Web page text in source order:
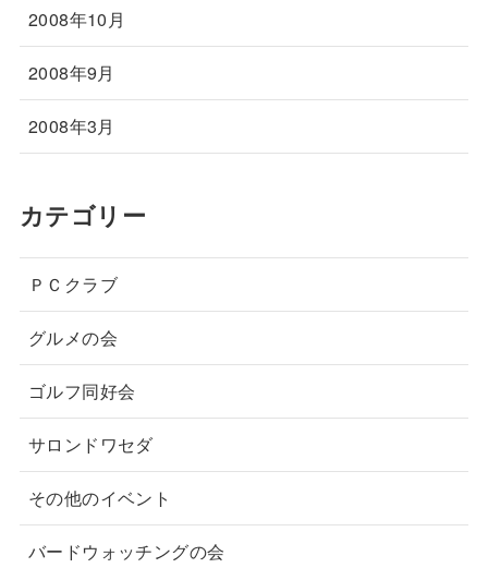
2008年10月
2008年9月
2008年3月
カテゴリー
ＰＣクラブ
グルメの会
ゴルフ同好会
サロンドワセダ
その他のイベント
バードウォッチングの会